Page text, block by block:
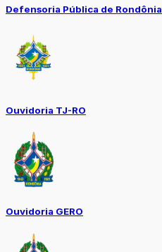
Defensoria Pública de Rondônia
Ouvidoria TJ-RO
Ouvidoria GERO